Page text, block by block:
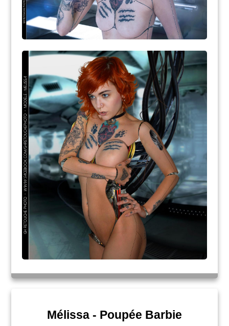
Mélissa - Poupée Barbie